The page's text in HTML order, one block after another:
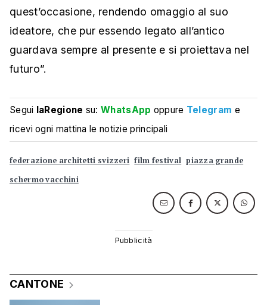
quest’occasione, rendendo omaggio al suo
ideatore, che pur essendo legato all’antico
guardava sempre al presente e si proiettava nel
futuro”.
Segui laRegione su:WhatsApp oppure Telegram e
ricevi ogni mattina le notizie principali
federazione architetti svizzeri film festival piazza grande
schermo vacchini
CANTONE